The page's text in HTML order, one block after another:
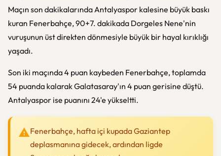
Maçın son dakikalarında Antalyaspor kalesine büyük baskı
kuran Fenerbahçe, 90+7. dakikada Dorgeles Nene'nin
vuruşunun üst direkten dönmesiyle büyük bir hayal kırıklığı
yaşadı.
Son iki maçında 4 puan kaybeden Fenerbahçe, toplamda
54 puanda kalarak Galatasaray'ın 4 puan gerisine düştü.
Antalyaspor ise puanını 24'e yükseltti.
Fenerbahçe, hafta içi kupada Gaziantep
deplasmanına gidecek, ardından ligde